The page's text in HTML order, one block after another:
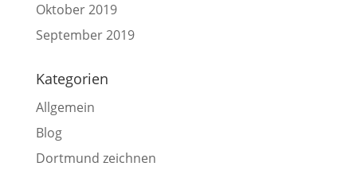
Oktober 2019
September 2019
Kategorien
Allgemein
Blog
Dortmund zeichnen